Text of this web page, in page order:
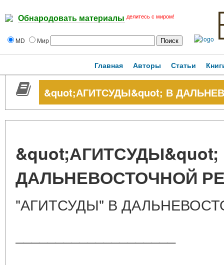
Обнародовать материалы делитесь с миром!
MD Мир
Главная Авторы Статьи
&quot;АГИТСУДЫ&quot; В
&quot;АГИТСУДЫ&quot;
ДАЛЬНЕВОСТОЧНОЙ
"АГИТСУДЫ" В